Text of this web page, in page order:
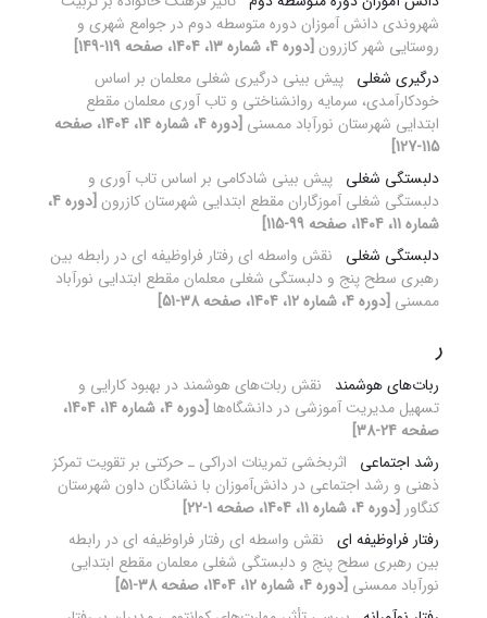
شهروندی دانش آموزان دوره متوسطه دوم در جوامع شهری و
روستایی شهر کازرون [دوره 4، شماره 13، 1404، صفحه 119-149]
درگیری شغلی پیش بینی درگیری شغلی معلمان بر اساس
خودکارآمدی، سرمایه روانشناختی و تاب آوری معلمان مقطع
ابتدایی شهرستان نورآباد ممسنی
[دوره 4، شماره 14، 1404، صفحه
115-127]
دلبستگی شغلی پیش بینی شادکامی بر اساس تاب آوری و
دلبستگی شغلی آموزگاران مقطع ابتدایی شهرستان کازرون
[دوره 4،
شماره 11، 1404، صفحه 99-115]
دلبستگی شغلی
نقش واسطه ای رفتار فراوظیفه ای در رابطه بین
رهبری سطح پنج و دلبستگی شغلی معلمان مقطع ابتدایی نورآباد
ممسنی [دوره 4، شماره 12، 1404، صفحه 38-51]
ر
ربات‌های هوشمند
نقش ربات‌های هوشمند در بهبود کارایی و
تسهیل مدیریت آموزشی در دانشگاه‌ها
[دوره 4، شماره 14، 1404،
صفحه 24-38]
رشد اجتماعی
اثربخشی تمرینات ادراکی ـ حرکتی بر تقویت تمرکز
ذهنی و رشد اجتماعی در دانش‌آموزان با نشانگان داون شهرستان
کنگاور [دوره 4، شماره 11، 1404، صفحه 1-22]
رفتار فراوظیفه ای نقش واسطه ای رفتار فراوظیفه ای در رابطه
بین رهبری سطح پنج و دلبستگی شغلی معلمان مقطع ابتدایی
نورآباد ممسنی [دوره 4، شماره 12، 1404، صفحه 38-51]